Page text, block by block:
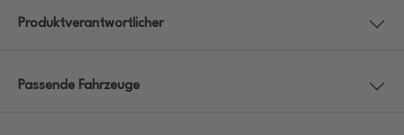
Produktverantwortlicher
Passende Fahrzeuge